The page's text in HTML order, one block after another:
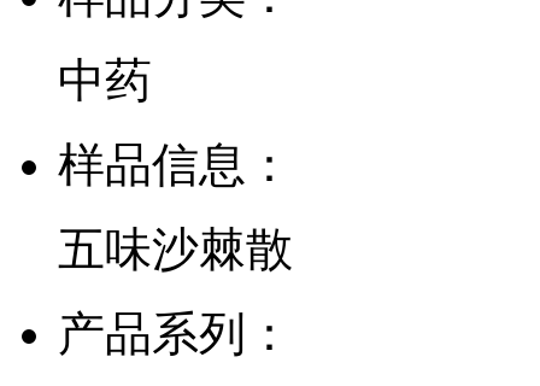
中药
样品信息：
五味沙棘散
产品系列：